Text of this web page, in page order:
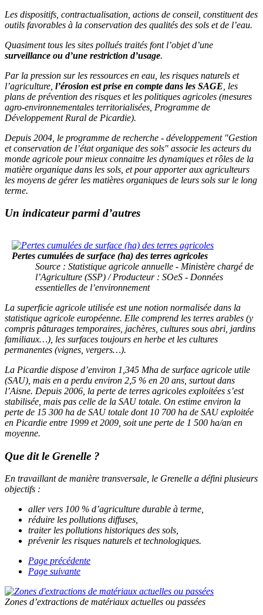
Les dispositifs, contractualisation, actions de conseil, constituent des
outils favorables à la conservation des qualités des sols et de l’eau.
Quasiment tous les sites pollués traités font l’objet d’une
surveillance ou d’une restriction d’usage.
Par la pression sur les ressources en eau, les risques naturels et
l’agriculture, l’érosion est prise en compte dans les SAGE , les
plans de prévention des risques et les politiques agricoles (mesures
agro-environnementales territorialisées, Programme de
Développement Rural de Picardie).
Depuis 2004, le programme de recherche - développement "Gestion
et conservation de l’état organique des sols" associe les acteurs du
monde agricole pour mieux connaitre les dynamiques et rôles de la
matière organique dans les sols, et pour apporter aux agriculteurs
les moyens de gérer les matières organiques de leurs sols sur le long
terme.
Un indicateur parmi d’autres
Pertes cumulées de surface (ha) des terres agricoles
Source : Statistique agricole annuelle - Ministère chargé de
l’Agriculture (SSP) / Producteur : SOeS - Données
essentielles de l’environnement
La superficie agricole utilisée est une notion normalisée dans la
statistique agricole européenne. Elle comprend les terres arables (y
compris pâturages temporaires, jachères, cultures sous abri, jardins
familiaux…), les surfaces toujours en herbe et les cultures
permanentes (vignes, vergers…).
La Picardie dispose d’environ 1,345 Mha de surface agricole utile
(SAU), mais en a perdu environ 2,5 % en 20 ans, surtout dans
l’Aisne. Depuis 2006, la perte de terres agricoles exploitées s’est
stabilisée, mais pas celle de la SAU totale. On estime environ la
perte de 15 300 ha de SAU totale dont 10 700 ha de SAU exploitée
en Picardie entre 1999 et 2009, soit une perte de 1 500 ha/an en
moyenne.
Que dit le Grenelle ?
En travaillant de manière transversale, le Grenelle a défini plusieurs
objectifs :
aller vers 100 % d’agriculture durable à terme,
réduire les pollutions diffuses,
traiter les pollutions historiques des sols,
prévenir les risques naturels et technologiques.
Page précédente
Page suivante
Zones d’extractions de matériaux actuelles ou passées